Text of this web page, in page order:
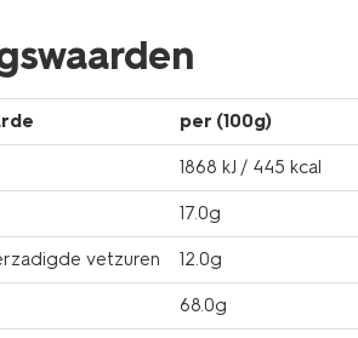
per (100g)
1868 kJ / 445 kcal
17.0g
vetzuren 12.0g
68.0g